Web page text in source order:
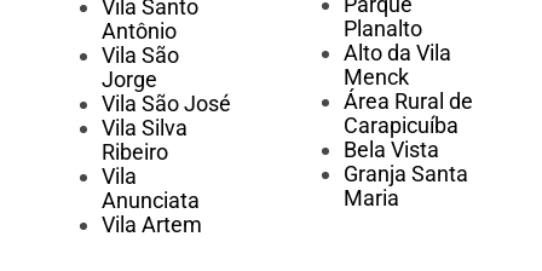
Vila Santo
Antônio
Vila São
Jorge
Vila São José
Vila Silva
Ribeiro
Vila
Anunciata
Vila Artem
Planalto
Alto da Vila
Menck
Área Rural de
Carapicuíba
Bela Vista
Granja Santa
Maria